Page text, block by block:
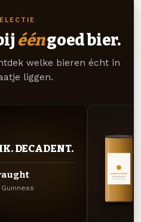
ééngoed bier.
welke bieren écht in
liggen.
DECADENT.